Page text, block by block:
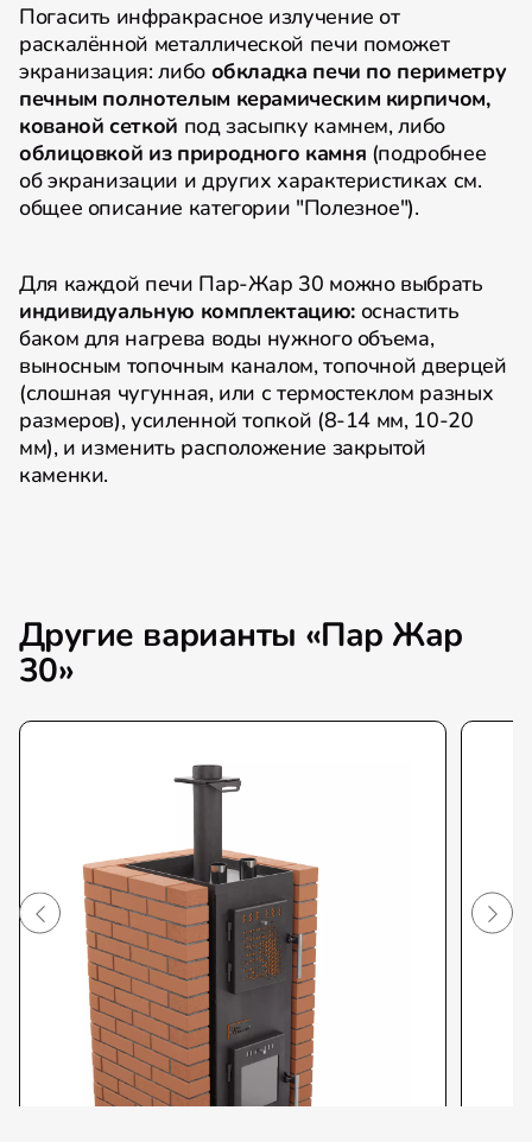
Погасить инфракрасное излучение от
раскалённой металлической печи поможет
экранизация: либо обкладка печи по периметру
печным полнотелым керамическим кирпичом,
кованой сеткой под засыпку камнем, либо
облицовкой из природного камня (подробнее
об экранизации и других характеристиках см.
общее описание категории "Полезное").
Для каждой печи Пар-Жар 30 можно выбрать
индивидуальную комплектацию:оснастить
баком для нагрева воды нужного объема,
выносным топочным каналом, топочной дверцей
(слошная чугунная, или с термостеклом разных
размеров), усиленной топкой (8-14 мм, 10-20
мм), и изменить расположение закрытой
каменки.
Другие варианты «Пар Жар
30»